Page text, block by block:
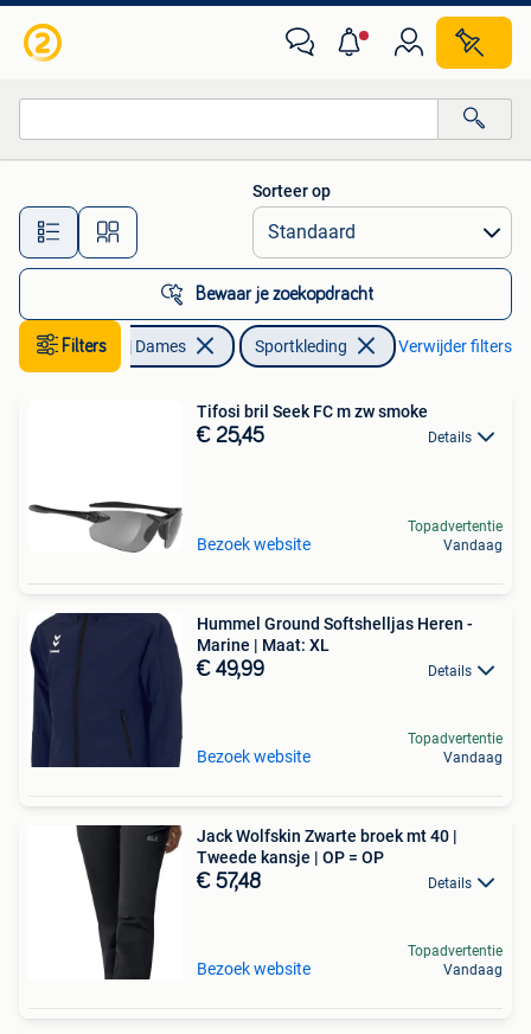
Alle afstanden…
Sorteer op
Bewaar je zoekopdracht
Filters
Kleding | Dames Sportkleding Verwijder filters
Tifosi bril Seek FC m zw smoke
€ 25,45 Details
Bezoek website
Topadvertentie
Vandaag
Hummel Ground Softshelljas Heren -
Marine | Maat: XL
€ 49,99 Details
Bezoek website
Topadvertentie
Vandaag
Jack Wolfskin Zwarte broek mt 40 |
Tweede kansje | OP = OP
€ 57,48 Details
Bezoek website
Topadvertentie
Vandaag